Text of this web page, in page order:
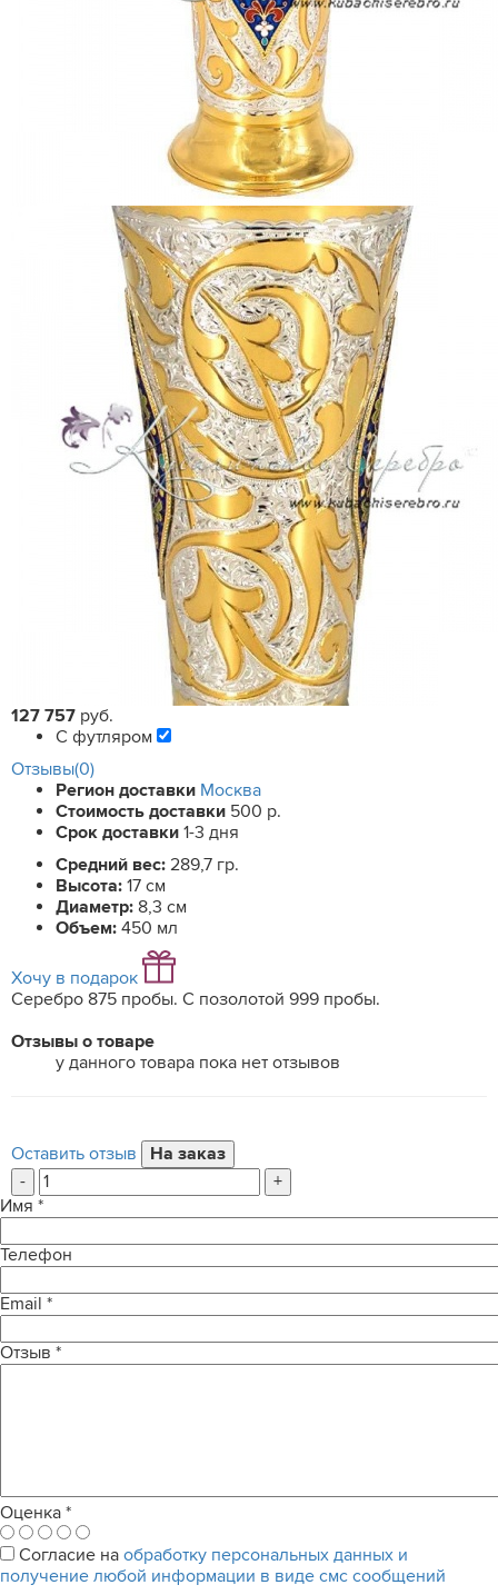
127 757 руб.
С футляром
Отзывы(0)
Регион доставки Москва
Стоимость доставки 500 р.
Срок доставки 1-3 дня
Средний вес: 289,7 гр.
Высота: 17 см
Диаметр: 8,3 см
Объем: 450 мл
Хочу в подарок
Серебро 875 пробы. С позолотой 999 пробы.
Отзывы о товаре
у данного товара пока нет отзывов
Оставить отзыв
-
+
Имя *
Телефон
Email *
Отзыв *
Оценка *
Согласие на обработку персональных данных и
получение любой информации в виде смс сообщений